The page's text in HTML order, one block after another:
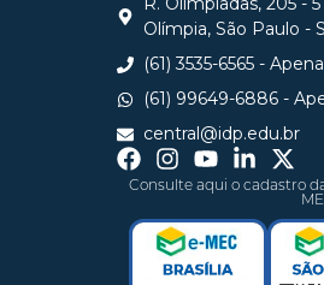
Olímpia, São Paulo -
(61) 3535-6565 -
(61) 99649-6886 -
central@idp.edu.br
Consulte aqui o cadastro